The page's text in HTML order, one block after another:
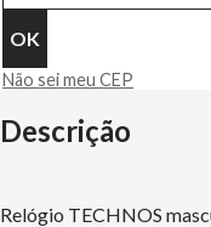
Não sei meu CEP
Descrição
Relógio TECHNOS